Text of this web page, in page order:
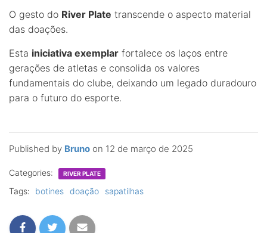
Published by Bruno on 12 de março de 2025
O gesto do River Plate transcende o aspecto material
das doações.
Esta iniciativa exemplar fortalece os laços entre
gerações de atletas e consolida os valores
fundamentais do clube, deixando um legado duradouro
para o futuro do esporte.
Categories: RIVER PLATE
Tags: botines doação sapatilhas